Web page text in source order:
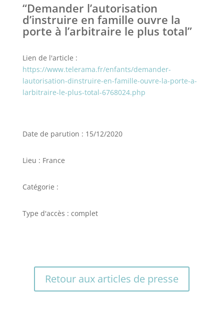
“Demander l’autorisation
d’instruire en famille ouvre la
porte à l’arbitraire le plus total”
Lien de l'article :
https://www.telerama.fr/enfants/demander-
lautorisation-dinstruire-en-famille-ouvre-la-porte-a-
larbitraire-le-plus-total-6768024.php
Date de parution : 15/12/2020
Lieu : France
Catégorie :
Type d'accès : complet
Retour aux articles de presse